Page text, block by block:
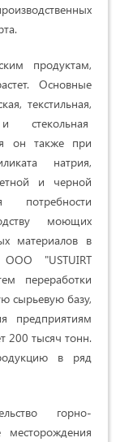
продуктам,
Основные
текстильная,
стекольная
он также при
натрия,
и черной
потребности
моющих
материалов в
ООО "USTUIRT
переработки
сырьевую базу,
предприятиям
200 тысяч тонн.
в ряд
горно-
месторождения